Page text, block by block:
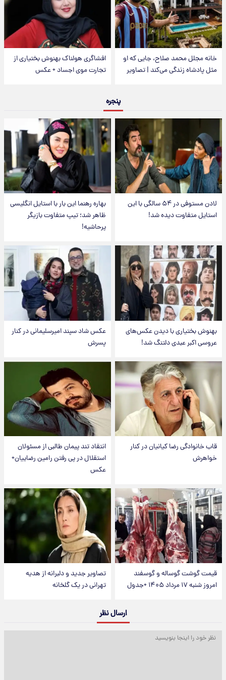
خانه مجلل محمد صلاح، جایی که او
مثل پادشاه زندگی می‌کند | تصاویر
افشاگری هولناک بهنوش بختیاری از
تجارت موی اجساد + عکس
پنجره
لادن مستوفی در ۵۴ سالگی با این
استایل متفاوت دیده شد!
بهاره رهنما این بار با استایل انگلیسی
ظاهر شد؛ تیپ متفاوت بازیگر
پرحاشیه!
بهنوش بختیاری با دیدن عکس‌های
عروسی اکبر عبدی دلتنگ شد!
عکس شاد سپند امیرسلیمانی در کنار
پسرش
قاب خانوادگی رضا کیانیان در کنار
خواهرش
انتقاد تند پیمان طالبی از مسئولان
استقلال در پی رفتن رامین رضاییان+
عکس
قیمت گوشت گوساله و گوسفند
امروز شنبه ۱۷ مرداد ۱۴۰۵ +جدول
تصاویر جدید و دلبرانه از هدیه
تهرانی در یک گلخانه
ارسال نظر